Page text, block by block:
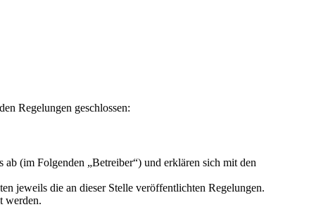
Regelungen geschlossen:
(im Folgenden „Betreiber“) und erklären sich mit den
jeweils die an dieser Stelle veröffentlichten Regelungen.
werden.